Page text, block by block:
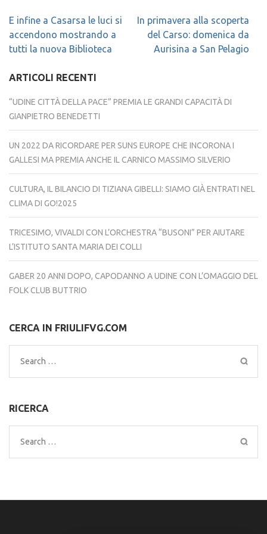
Navigazione
articoli
E infine a Casarsa le luci si
accendono mostrando a
tutti la nuova Biblioteca
In primavera alla scoperta
del Carso: domenica da
Aurisina a San Pelagio
ARTICOLI RECENTI
“UDINE CITTÀ DELLA PACE” PREMIA LE GRANDI CAPACITÀ DI
GIANPIETRO BENEDETTI
UN 2022 DA RICORDARE PER SUNS EUROPE CHE INCORONA I
GALLESI MA PREMIA ANCHE IL CARNICO MASSIMO SILVERIO
CULTURA, IL BILANCIO DI TIZIANA GIBELLI: SIAMO GIÀ ENTRATI NEL
CLIMA DI GO!2025
TRICESIMO, VIVALDI CON L’ORCHESTRA “BUSONI” PER AIUTARE
L’ISTITUTO SANTA MARIA DEI COLLI
GABER 20 ANNI DOPO, CAPODANNO A UDINE CON L’OMAGGIO DEL
FOLK CLUB BUTTRIO
CERCA IN FRIULIFVG.COM
Search
for:
RICERCA
Search
for: